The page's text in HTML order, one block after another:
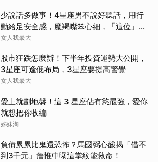
少說話多做事！4星座男不說好聽話，用行
動給足安全感，魔羯嘴笨心細，「這位」從
不畫餅最深情～
女人我最大
股市狂跌怎麼辦！下半年投資運勢大公開，
3星座可逢低布局，3星座要提高警覺
女人我最大
愛上就劃地盤！這 3 星座佔有慾最強，愛你
就想把你收編
姊妹淘
負債累累比鬼還恐怖？馬國弼心酸揭「借不
到3千元」詹惟中曝這掌紋能救命！